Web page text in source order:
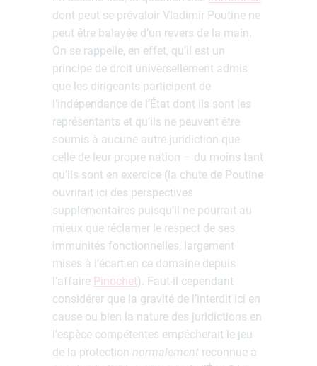
dont peut se prévaloir Vladimir Poutine ne
peut être balayée d’un revers de la main.
On se rappelle, en effet, qu’il est un
principe de droit universellement admis
que les dirigeants participent de
l’indépendance de l’État dont ils sont les
représentants et qu’ils ne peuvent être
soumis à aucune autre juridiction que
celle de leur propre nation – du moins tant
qu’ils sont en exercice (la chute de Poutine
ouvrirait ici des perspectives
supplémentaires puisqu’il ne pourrait au
mieux que réclamer le respect de ses
immunités fonctionnelles, largement
mises à l’écart en ce domaine depuis
l’affaire Pinochet). Faut-il cependant
considérer que la gravité de l’interdit ici en
cause ou bien la nature des juridictions en
l’espèce compétentes empêcherait le jeu
de la protection normalement reconnue à